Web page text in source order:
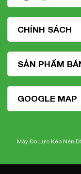
CHÍNH SÁCH
SẢN PHẨM
GOOGLE MAP
Máy Đo Lực Kéo Nén DST-